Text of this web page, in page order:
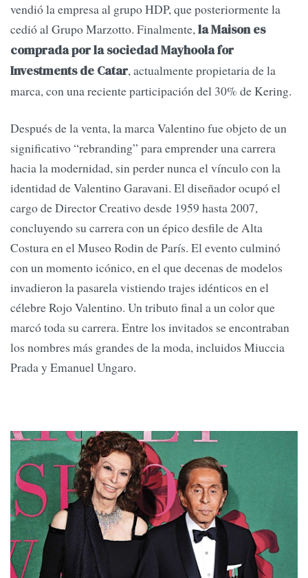
vendió la empresa al grupo HDP, que posteriormente la
cedió al Grupo Marzotto. Finalmente,la Maison es
comprada por la sociedad Mayhoola for
Investments de Catar, actualmente propietaria de la
marca, con una reciente participación del 30% de Kering.
Después de la venta, la marca Valentino fue objeto de un
significativo “rebranding” para emprender una carrera
hacia la modernidad, sin perder nunca el vínculo con la
identidad de Valentino Garavani. El diseñador ocupó el
cargo de Director Creativo desde 1959 hasta 2007,
concluyendo su carrera con un épico desfile de Alta
Costura en el Museo Rodin de París. El evento culminó
con un momento icónico, en el que decenas de modelos
invadieron la pasarela vistiendo trajes idénticos en el
célebre Rojo Valentino. Un tributo final a un color que
marcó toda su carrera. Entre los invitados se encontraban
los nombres más grandes de la moda, incluidos Miuccia
Prada y Emanuel Ungaro.